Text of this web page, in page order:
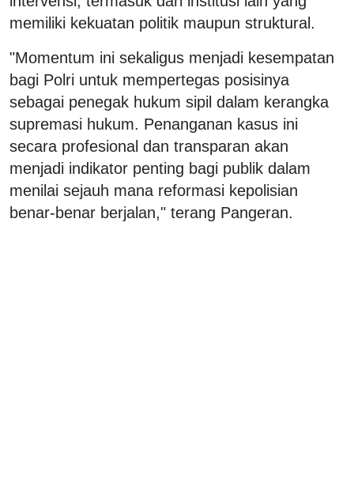
memiliki kekuatan politik maupun struktural.
"Momentum ini sekaligus menjadi kesempatan
bagi Polri untuk mempertegas posisinya
sebagai penegak hukum sipil dalam kerangka
supremasi hukum. Penanganan kasus ini
secara profesional dan transparan akan
menjadi indikator penting bagi publik dalam
menilai sejauh mana reformasi kepolisian
benar-benar berjalan," terang Pangeran.